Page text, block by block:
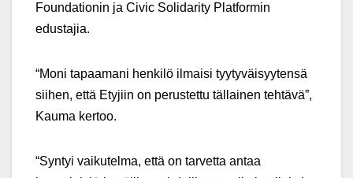
Foundationin ja Civic Solidarity Platformin
edustajia.
“Moni tapaamani henkilö ilmaisi tyytyväisyytensä
siihen, että Etyjiin on perustettu tällainen tehtävä”,
Kauma kertoo.
“Syntyi vaikutelma, että on tarvetta antaa